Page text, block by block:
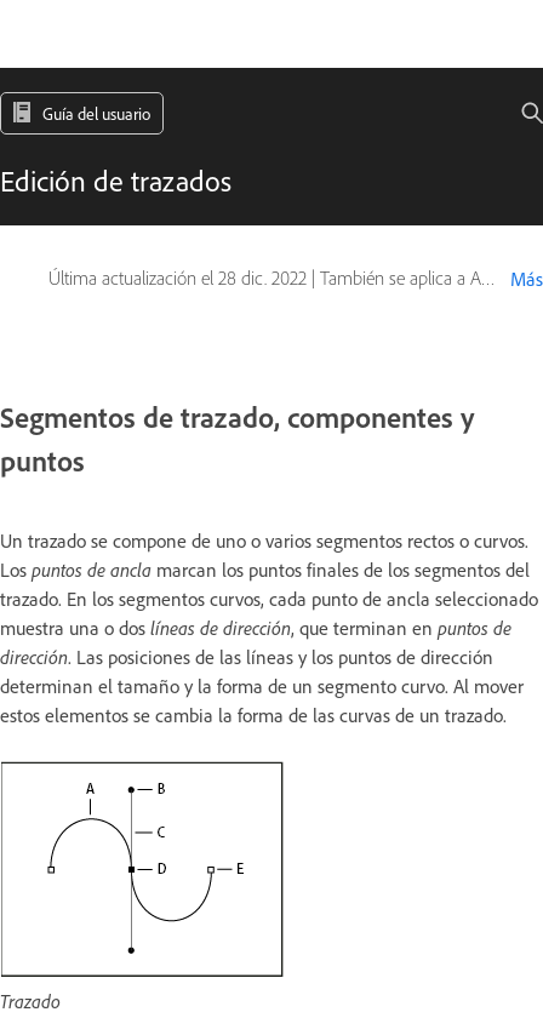
Guía del usuario
Edición de trazados
Última actualización el 28 dic. 2022 | También se aplica a Adobe Photoshop CS6 Más
Segmentos de trazado, componentes y
puntos
Un trazado se compone de uno o varios segmentos rectos o curvos.
Los puntos de ancla marcan los puntos finales de los segmentos del
trazado. En los segmentos curvos, cada punto de ancla seleccionado
muestra una o dos líneas de dirección, que terminan en puntos de
dirección. Las posiciones de las líneas y los puntos de dirección
determinan el tamaño y la forma de un segmento curvo. Al mover
estos elementos se cambia la forma de las curvas de un trazado.
Trazado